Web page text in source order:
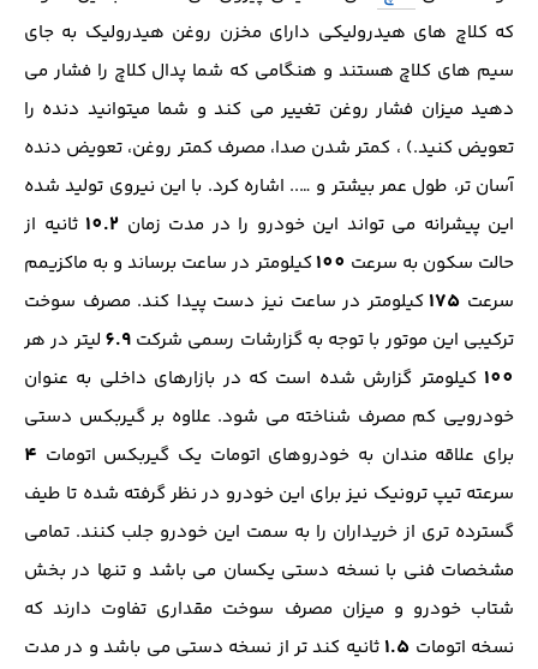
که کلاچ های هیدرولیکی دارای مخزن روغن هیدرولیک به جای
سیم های کلاچ هستند و هنگامی که شما پدال کلاچ را فشار می
دهید میزان فشار روغن تغییر می کند و شما میتوانید دنده را
تعویض کنید.) ، کمتر شدن صدا، مصرف کمتر روغن، تعویض دنده
آسان تر، طول عمر بیشتر و ….. اشاره کرد. با این نیروی تولید شده
این پیشرانه می تواند این خودرو را در مدت زمان 10.2 ثانیه از
حالت سکون به سرعت 100کیلومتر در ساعت برساند و به ماکزیمم
سرعت 175 کیلومتر در ساعت نیز دست پیدا کند. مصرف سوخت
ترکیبی این موتور با توجه به گزارشات رسمی شرکت6.9 لیتر در هر
100 کیلومتر گزارش شده است که در بازارهای داخلی به عنوان
خودرویی کم مصرف شناخته می شود. علاوه بر گیربکس دستی
برای علاقه مندان به خودروهای اتومات یک گیربکس اتومات 4
سرعته تیپ ترونیک نیز برای این خودرو در نظر گرفته شده تا طیف
گسترده تری از خریداران را به سمت این خودرو جلب کنند. تمامی
مشخصات فنی با نسخه دستی یکسان می باشد و تنها در بخش
شتاب خودرو و میزان مصرف سوخت مقداری تفاوت دارند که
نسخه اتومات 1.5ثانیه کند تر از نسخه دستی می باشد و در مدت